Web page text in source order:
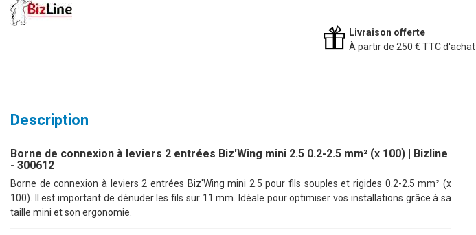
Livraison offerte
À partir de 250 € TTC d'achat
Description
Borne de connexion à leviers 2 entrées Biz'Wing mini 2.5 0.2-2.5 mm² (x 100) | Bizline
- 300612
Borne de connexion à leviers 2 entrées Biz'Wing mini 2.5 pour fils souples et rigides 0.2-2.5 mm² (x
100). Il est important de dénuder les fils sur 11 mm. Idéale pour optimiser vos installations grâce à sa
taille mini et son ergonomie.